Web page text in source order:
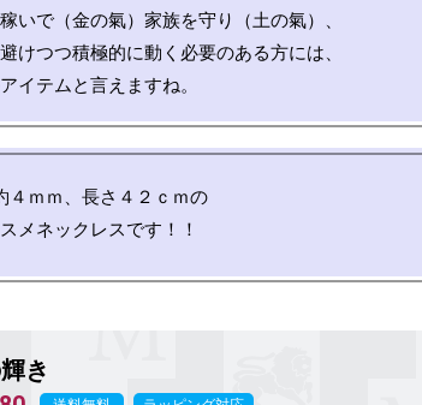
いで（金の氣）家族を守り（土の氣）、
けつつ積極的に動く必要のある方には、
４ｍｍ、長さ４２ｃｍの
メネックレスです！！
き